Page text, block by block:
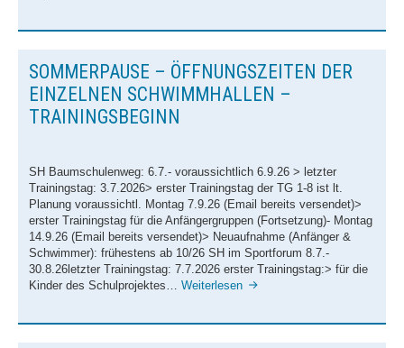
Termine
Bestenliste
Masters
News
Termine
Bestenliste
Termine
Schüler
(9.7.-31.8/7.9.2026)
SOMMERPAUSE – ÖFFNUNGSZEITEN DER
EINZELNEN SCHWIMMHALLEN –
TRAININGSBEGINN
SH Baumschulenweg: 6.7.- voraussichtlich 6.9.26 > letzter
Trainingstag: 3.7.2026> erster Trainingstag der TG 1-8 ist lt.
Planung voraussichtl. Montag 7.9.26 (Email bereits versendet)>
erster Trainingstag für die Anfängergruppen (Fortsetzung)- Montag
14.9.26 (Email bereits versendet)> Neuaufnahme (Anfänger &
Schwimmer): frühestens ab 10/26 SH im Sportforum 8.7.-
30.8.26letzter Trainingstag: 7.7.2026 erster Trainingstag:> für die
Kinder des Schulprojektes…Weiterlesen Sommerpause